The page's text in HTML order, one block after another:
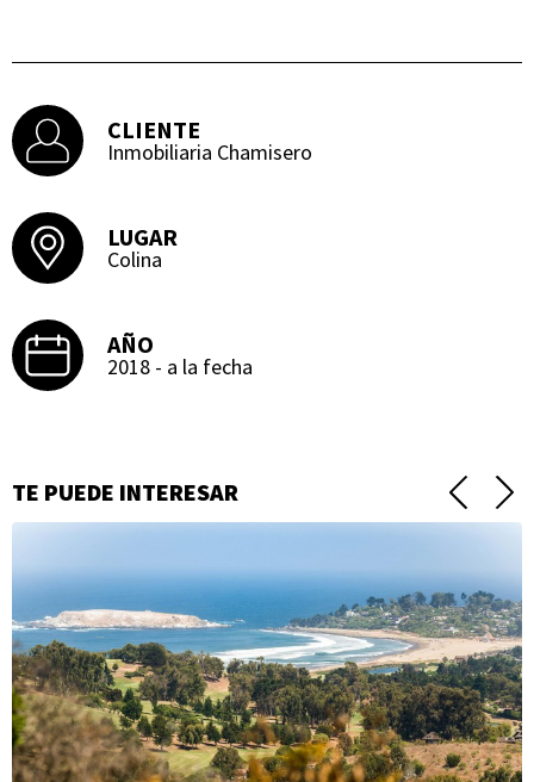
CLIENTE
Inmobiliaria Chamisero
LUGAR
Colina
AÑO
2018 - a la fecha
TE PUEDE INTERESAR